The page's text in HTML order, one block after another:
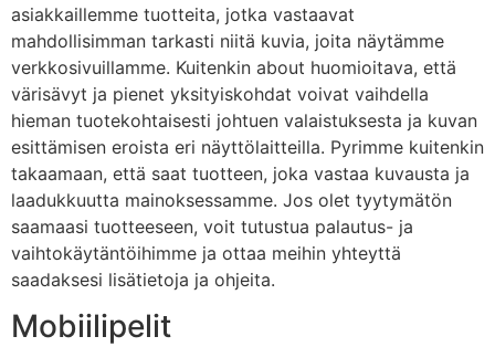
asiakkaillemme tuotteita, jotka vastaavat
mahdollisimman tarkasti niitä kuvia, joita näytämme
verkkosivuillamme. Kuitenkin about huomioitava, että
värisävyt ja pienet yksityiskohdat voivat vaihdella
hieman tuotekohtaisesti johtuen valaistuksesta ja kuvan
esittämisen eroista eri näyttölaitteilla. Pyrimme kuitenkin
takaamaan, että saat tuotteen, joka vastaa kuvausta ja
laadukkuutta mainoksessamme. Jos olet tyytymätön
saamaasi tuotteeseen, voit tutustua palautus- ja
vaihtokäytäntöihimme ja ottaa meihin yhteyttä
saadaksesi lisätietoja ja ohjeita.
Mobiilipelit